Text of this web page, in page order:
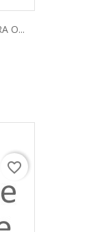
O...
favorite_border